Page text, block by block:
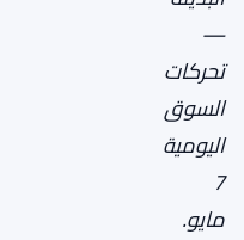
—
تحركات
السوق
اليومية
7
مايو.